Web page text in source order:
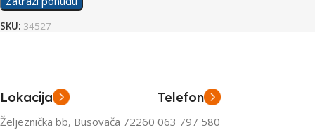
SKU: 34527
Lokacija
Željeznička bb, Busovača 72260
Telefon
063 797 580